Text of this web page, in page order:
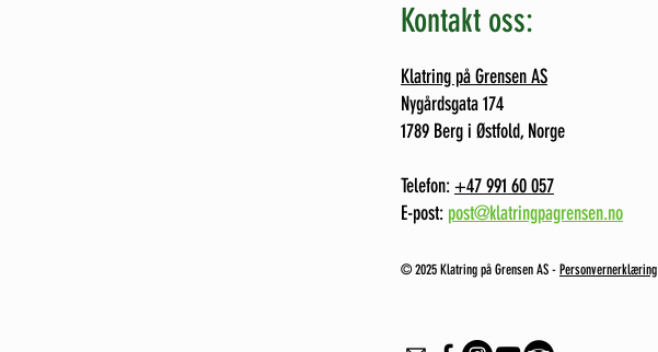
Kontakt oss:
Klatring på Grensen AS
Nygårdsgata 174
1789 Berg i Østfold, Norge
Telefon:+47 991 60 057
E-post: post@klatringpagrensen.no
©️ 2025 Klatring på Grensen AS - Personvernerklæring